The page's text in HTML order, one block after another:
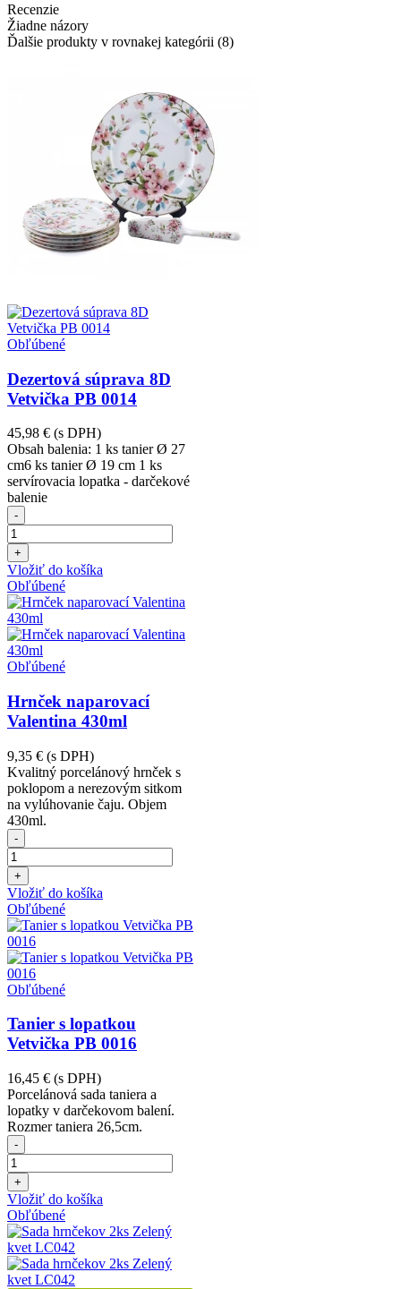
Recenzie
Žiadne názory
Ďalšie produkty v rovnakej kategórii (8)
Obľúbené
Dezertová súprava 8D
Vetvička PB 0014
45,98 € (s DPH)
Obsah balenia: 1 ks tanier Ø 27
cm6 ks tanier Ø 19 cm 1 ks
servírovacia lopatka - darčekové
balenie
-
+
Vložiť do košíka
Obľúbené
Obľúbené
Hrnček naparovací
Valentina 430ml
9,35 € (s DPH)
Kvalitný porcelánový hrnček s
poklopom a nerezovým sitkom
na vylúhovanie čaju. Objem
430ml.
-
+
Vložiť do košíka
Obľúbené
Obľúbené
Tanier s lopatkou
Vetvička PB 0016
16,45 € (s DPH)
Porcelánová sada taniera a
lopatky v darčekovom balení.
Rozmer taniera 26,5cm.
-
+
Vložiť do košíka
Obľúbené